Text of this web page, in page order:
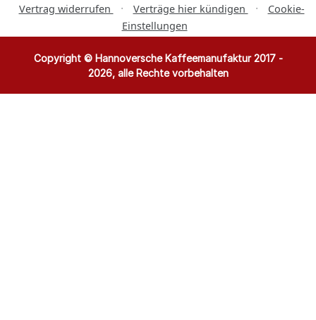
Vertrag widerrufen · Verträge hier kündigen ·
Cookie-
Einstellungen
Copyright © Hannoversche Kaffeemanufaktur 2017 -
2026, alle Rechte vorbehalten